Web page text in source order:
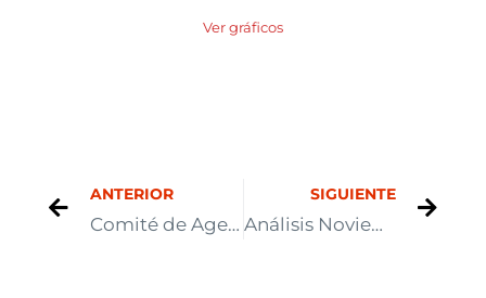
Ver gráficos
ANTERIOR
Comité de Agentes del Mercado. Julio 2022
SIGUIENTE
Análisis Noviembre 2022